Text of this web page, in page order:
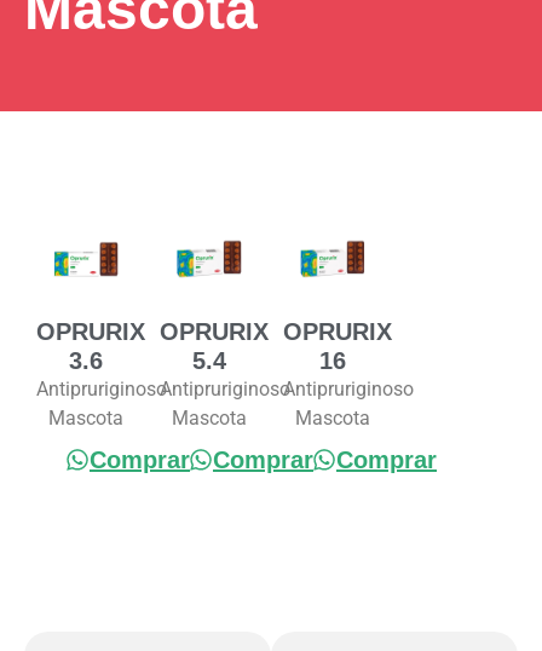
OPRURIX
3.6
Antipruriginoso
Mascota
Comprar
OPRURIX
5.4
Antipruriginoso
Mascota
Comprar
OPRURIX
16
Antipruriginoso
Mascota
Comprar